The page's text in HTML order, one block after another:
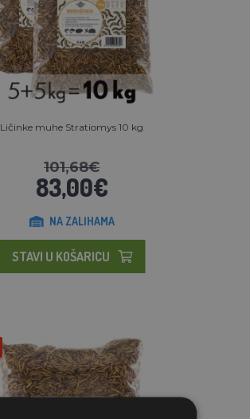
Ličinke muhe Stratiomys 10 kg
101,68€
83,00€
NA ZALIHAMA
STAVI U KOŠARICU